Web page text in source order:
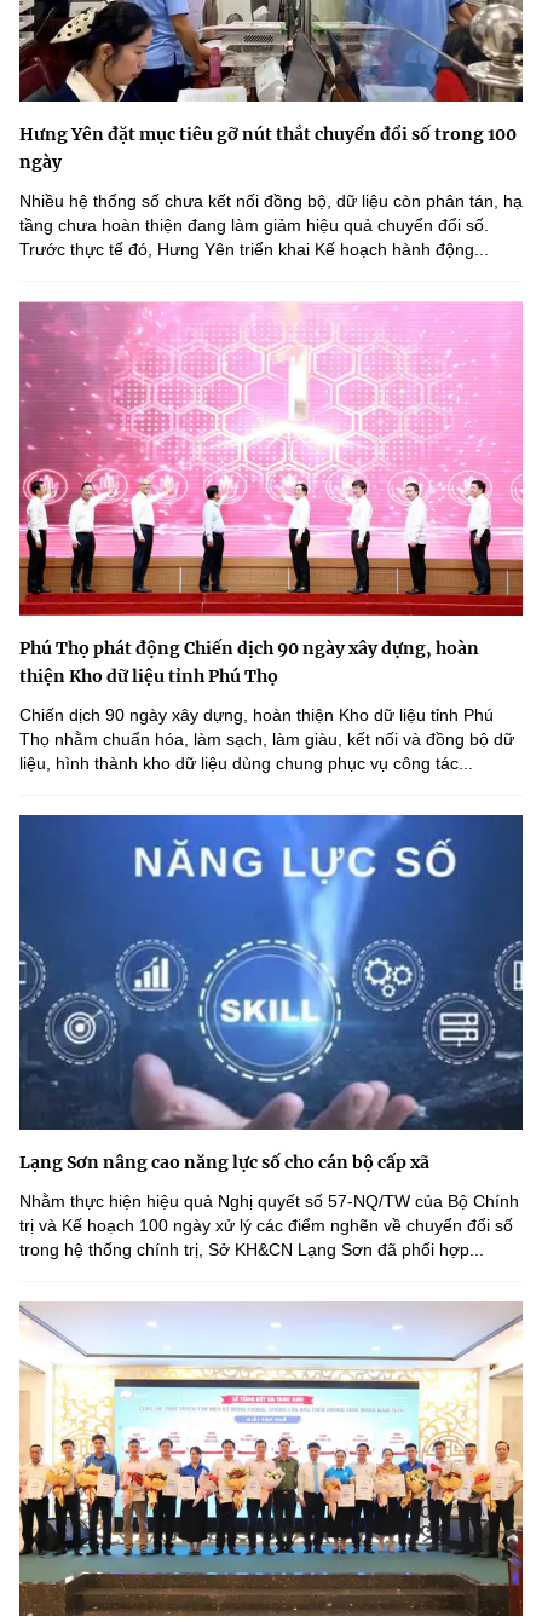
Hưng Yên đặt mục tiêu gỡ nút thắt chuyển đổi số trong 100
ngày
Nhiều hệ thống số chưa kết nối đồng bộ, dữ liệu còn phân tán, hạ
tầng chưa hoàn thiện đang làm giảm hiệu quả chuyển đổi số.
Trước thực tế đó, Hưng Yên triển khai Kế hoạch hành động...
Phú Thọ phát động Chiến dịch 90 ngày xây dựng, hoàn
thiện Kho dữ liệu tỉnh Phú Thọ
Chiến dịch 90 ngày xây dựng, hoàn thiện Kho dữ liệu tỉnh Phú
Thọ nhằm chuẩn hóa, làm sạch, làm giàu, kết nối và đồng bộ dữ
liệu, hình thành kho dữ liệu dùng chung phục vụ công tác...
Lạng Sơn nâng cao năng lực số cho cán bộ cấp xã
Nhằm thực hiện hiệu quả Nghị quyết số 57-NQ/TW của Bộ Chính
trị và Kế hoạch 100 ngày xử lý các điểm nghẽn về chuyển đổi số
trong hệ thống chính trị, Sở KH&CN Lạng Sơn đã phối hợp...